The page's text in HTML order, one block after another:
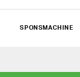
SPONSMACHINE